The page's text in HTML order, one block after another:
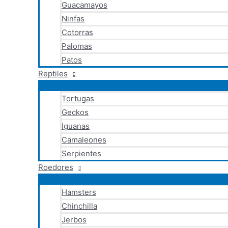
Guacamayos
Ninfas
Cotorras
Palomas
Patos
Reptiles
Tortugas
Geckos
Iguanas
Camaleones
Serpientes
Roedores
Hamsters
Chinchilla
Jerbos